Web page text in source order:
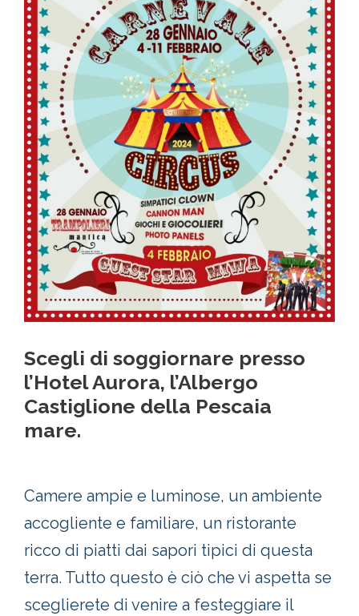
Scegli di soggiornare presso
l’Hotel Aurora, l’Albergo
Castiglione della Pescaia
mare.
Camere ampie e luminose, un ambiente
accogliente e familiare, un ristorante
ricco di piatti dai sapori tipici di questa
terra. Tutto questo è ciò che vi aspetta se
sceglierete di venire a festeggiare il